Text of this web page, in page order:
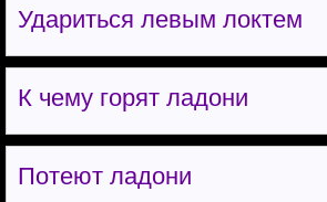
Удариться левым локтем
К чему горят ладони
Потеют ладони